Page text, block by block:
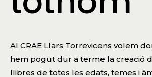
Al CRAE Llars Torrevicens volem
hem pogut dur a terme la creació
llibres de totes les edats, temes i